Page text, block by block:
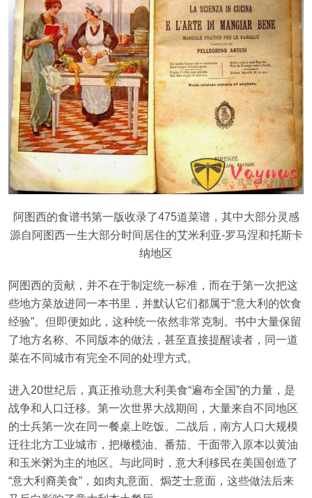
阿图西的食谱书第一版收录了475道菜谱，其中大部分灵感
源自阿图西一生大部分时间居住的艾米利亚-罗马涅和托斯卡
纳地区
阿图西的贡献，并不在于制定统一标准，而在于第一次把这
些地方菜放进同一本书里，并默认它们都属于“意大利的饮食
经验”。但即便如此，这种统一依然非常克制。书中大量保留
了地方名称、不同版本的做法，甚至直接提醒读者，同一道
菜在不同城市有完全不同的处理方式。
进入20世纪后，真正推动意大利美食“遍布全国”的力量，是
战争和人口迁移。第一次世界大战期间，大量来自不同地区
的士兵第一次在同一餐桌上吃饭。二战后，南方人口大规模
迁往北方工业城市，把橄榄油、番茄、干面带入原本以黄油
和玉米粥为主的地区。与此同时，意大利移民在美国创造了
“意大利裔美食”，如肉丸意面、焗芝士意面，这些做法后来